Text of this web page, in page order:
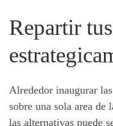
Repartir
Alrededor inaugurar
sobre una sola area
las alternativas puede